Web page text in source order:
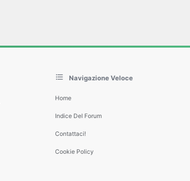
Navigazione Veloce
Home
Indice Del Forum
Contattaci!
Cookie Policy